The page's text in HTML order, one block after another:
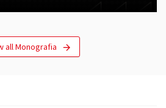
all Monografia